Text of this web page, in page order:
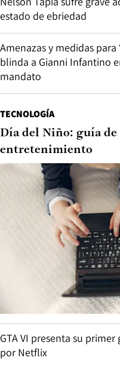
estado de ebriedad
Amenazas y medidas
blinda a Gianni Infantino
mandato
TECNOLOGÍA
Día del Niño: guía
entretenimiento
GTA VI presenta su
por Netflix